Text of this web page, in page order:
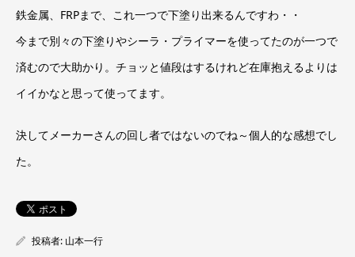
鉄金属、FRPまで、これ一つで下塗り出来るんですわ・・
今まで別々の下塗りやシーラ・プライマーを使ってたのが一つで
済むので大助かり。チョッと値段はするけれど在庫抱えるよりは
イイかなと思って使ってます。
決してメーカーさんの回し者ではないのでね～個人的な感想でし
た。
投稿者: 山本一行